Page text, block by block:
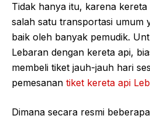
Tidak hanya itu, karena
salah satu transportasi umum
baik oleh banyak pemudik.
Lebaran dengan kereta api,
membeli tiket jauh-jauh hari
pemesanan tiket kereta api
Dimana secara resmi